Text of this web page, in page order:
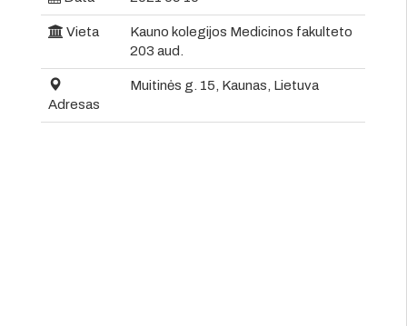
Vieta
Kauno kolegijos Medicinos fakulteto
203 aud.
Adresas
Muitinės g. 15, Kaunas, Lietuva